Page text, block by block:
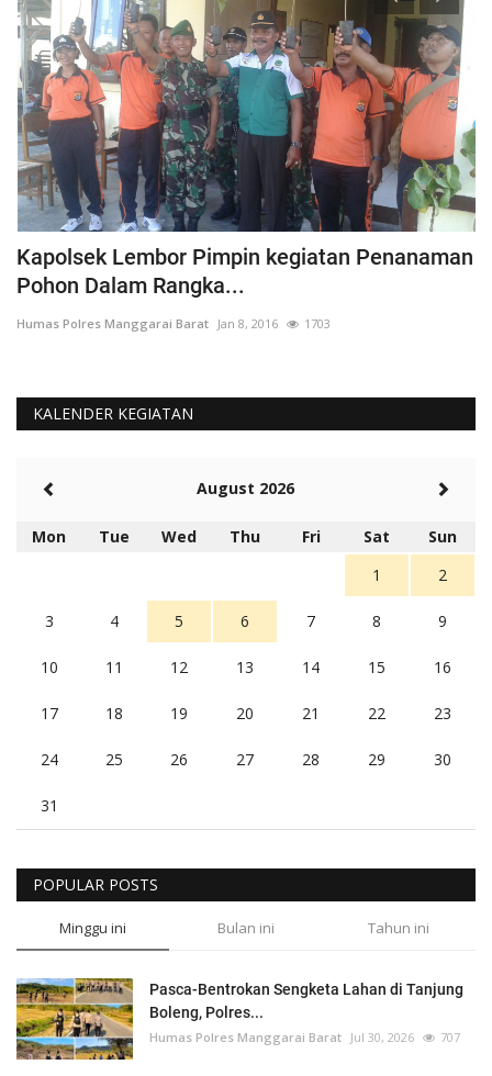
Kapolsek Lembor Pimpin kegiatan Penanaman
Pohon Dalam Rangka...
Humas Polres Manggarai Barat Jan 8, 2016 1703
KALENDER KEGIATAN
August 2026
Mon Tue Wed Thu Fri Sat
Sun
1
2
3 4 5 6 7 8 9
10 11 12 13 14 15 16
17 18 19 20 21 22 23
24 25 26 27 28 29 30
31
POPULAR POSTS
Minggu ini Bulan ini Tahun ini
Pasca-Bentrokan Sengketa Lahan di Tanjung
Boleng, Polres...
Humas Polres Manggarai Barat Jul 30, 2026 707